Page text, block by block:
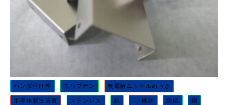
ハンダ付け性 モリブデン 無電解ニッケルめっき
半導体製造装置 ステンレス 鉄 OA機器 防錆 銅